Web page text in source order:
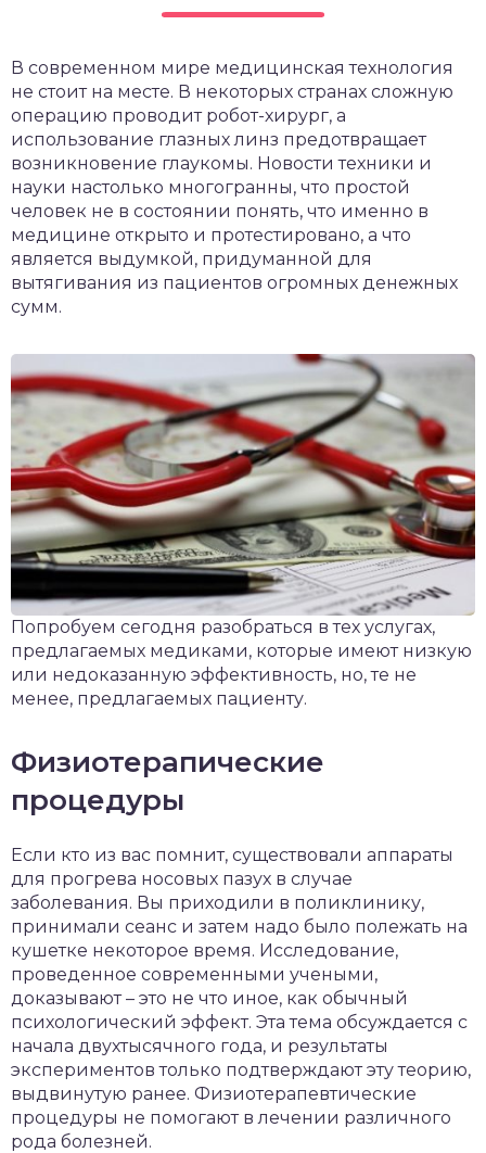
В современном мире медицинская технология
не стоит на месте. В некоторых странах сложную
операцию проводит робот-хирург, а
использование глазных линз предотвращает
возникновение глаукомы. Новости техники и
науки настолько многогранны, что простой
человек не в состоянии понять, что именно в
медицине открыто и протестировано, а что
является выдумкой, придуманной для
вытягивания из пациентов огромных денежных
сумм.
Попробуем сегодня разобраться в тех услугах,
предлагаемых медиками, которые имеют низкую
или недоказанную эффективность, но, те не
менее, предлагаемых пациенту.
Физиотерапические
процедуры
Если кто из вас помнит, существовали аппараты
для прогрева носовых пазух в случае
заболевания. Вы приходили в поликлинику,
принимали сеанс и затем надо было полежать на
кушетке некоторое время. Исследование,
проведенное современными учеными,
доказывают – это не что иное, как обычный
психологический эффект. Эта тема обсуждается с
начала двухтысячного года, и результаты
экспериментов только подтверждают эту теорию,
выдвинутую ранее. Физиотерапевтические
процедуры не помогают в лечении различного
рода болезней.
крыши и кровли
и уход